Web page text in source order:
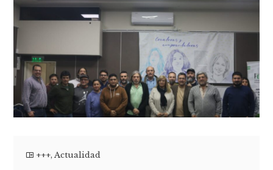
+++,Actualidad